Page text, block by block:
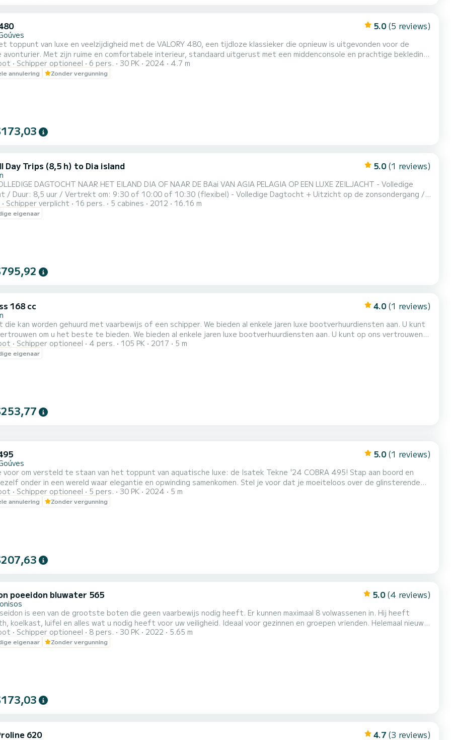
5.0 (5 reviews)
toppunt van luxe en veelzijdigheid met de VALORY 480, een tijdloze klassieker die opnieuw is uitgevonden voor de
avonturier. Met zijn ruime en comfortabele interieur, standaard uitgerust met een middenconsole en prachtige bekleding,
VALORY 480 een ongeëvenaarde vaarervaring. Maar dat is nog maar het begin. We hebben de VALORY 480 naar nieuwe
gebracht met een reeks opwindende extra's, waaronder een Bimini-top voor schaduwrijke ontspanning, een handige
Schipper optioneel 6 pers. 30 PK 2024 4.7 m
annulering Zonder vergunning
Day Trips (8,5 h) to Dia island 5.0 (1 reviews)
DAGTOCHT NAAR HET EILAND DIA OF NAAR DE BAai VAN AGIA PELAGIA OP EEN LUXE ZEILJACHT - Volledige
/ Duur: 8,5 uur / Vertrekt om: 9:30 of 10:00 of 10:30 (flexibel) - Volledige Dagtocht + Uitzicht op de zonsondergang /
om: 11:30 of 12:00 of 12:30 (flexibel) * Het zeiljacht kan tot 16 gasten huisvesten. De prijs die wordt
geldt voor groepen tot 10 gasten. * Voor groepen van 11 tot 14 gasten geldt een toeslag van 230 euro
Schipper verplicht 16 pers. 5 cabines 2012 16.16 m
eigenaar
168 cc 4.0 (1 reviews)
gehuurd met vaarbewijs of een schipper. We bieden al enkele jaren luxe bootverhuurdiensten aan. U kunt
om u het beste te bieden. We bieden al enkele jaren luxe bootverhuurdiensten aan. U kunt op ons vertrouwen
Categorie C en gecertificeerd met CE. Veiligheidsuitrusting wordt aan u verstrekt
Schipper optioneel 4 pers. 105 PK 2017 5 m
eigenaar
5.0 (1 reviews)
voor om versteld te staan van het toppunt van aquatische luxe: de Isatek Tekne '24 COBRA 495! Stap aan boord en
onder in een wereld waar elegantie en opwinding samenkomen. Stel je voor dat je moeiteloos over de glinsterende
omarmd door het strakke ontwerp en de geavanceerde kenmerken van dit meesterwerk. Met zijn ruime dek en
stoelen is de COBRA 495 meer dan alleen een boot: het is een toevluchtsoord voor ontspanning en avontuur. Of u
Schipper optioneel 5 pers. 30 PK 2024 5 m
annulering Zonder vergunning
poeeidon bluwater 565 5.0 (4 reviews)
is een van de grootste boten die geen vaarbewijs nodig heeft. Er kunnen maximaal 8 volwassenen in. Hij heeft
koelkast, luifel en alles wat u nodig heeft voor uw veiligheid. Ideaal voor gezinnen en groepen vrienden. Helemaal nieuwe
Schipper optioneel 8 pers. 30 PK 2022 5.65 m
eigenaar Zonder vergunning
620 4.7 (3 reviews)